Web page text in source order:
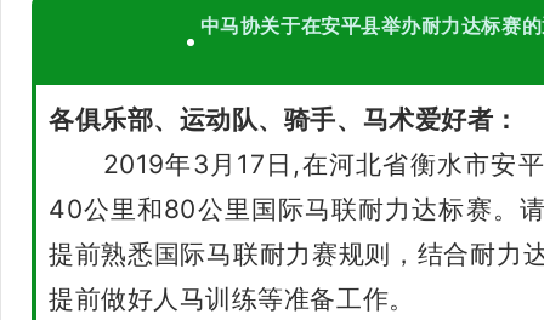
中马协关于在安平县举办耐力达标赛
各俱乐部、运动队、骑手、马术爱好者：
2019年3月17日,在河北省衡水市安平
40公里和80公里国际马联耐力达标赛。
提前熟悉国际马联耐力赛规则，结合耐力
提前做好人马训练等准备工作。